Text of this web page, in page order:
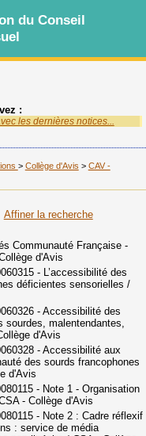
:
les dernières notices...
> Collège d'Avis > CAV -
Affiner la recherche
Communauté Française -
d'Avis
- L’accessibilité des
déficientes sensorielles /
- Accessibilité des
sourdes, malentendantes,
d'Avis
- Accessibilité aux
des sourds francophones
d'Avis
- Note 1 - Organisation
- Collège d'Avis
- Note 2 : Cadre réflexif
: service de média
du Conseil